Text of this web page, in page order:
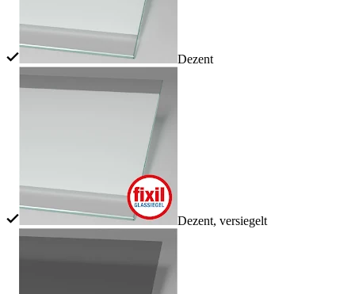
Dezent
Dezent, versiegelt